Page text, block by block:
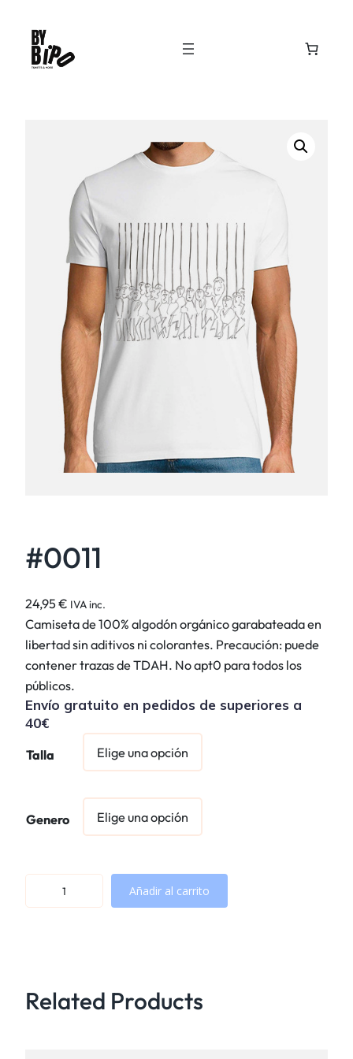
#0011
24,95€ IVA inc.
Camiseta de 100% algodón orgánico garabateada en
libertad sin aditivos ni colorantes. Precaución: puede
contener trazas de TDAH. No apt0 para todos los
públicos.
Envío gratuito en pedidos de superiores a
40€
Talla
Genero
0
a
Añadir al carrito
Related Products